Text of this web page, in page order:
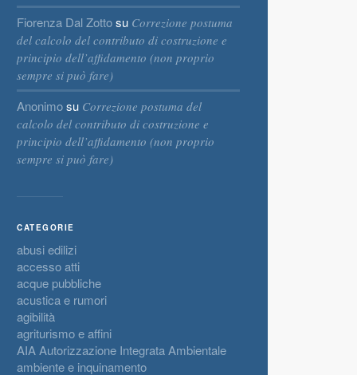
Fiorenza Dal Zottosu Correzione postuma
del calcolo del contributo di costruzione e
principio dell’affidamento (non proprio
sempre si può fare)
Anonimosu Correzione postuma del
calcolo del contributo di costruzione e
principio dell’affidamento (non proprio
sempre si può fare)
CATEGORIE
abusi edilizi
accesso atti
acque pubbliche
acustica e rumori
agibilità
agriturismo e affini
AIA Autorizzazione Integrata Ambientale
ambiente e inquinamento